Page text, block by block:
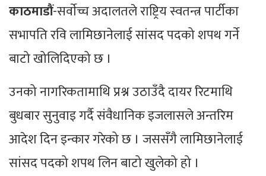
काठमाडौं-सर्वाेच्च अदालतले राष्ट्रिय स्वतन्त्र पार्टीका
सभापति रवि लामिछानेलाई सांसद पदको शपथ गर्ने
बाटो खोलिदिएको छ ।
उनको नागरिकतामाथि प्रश्न उठाउँदै दायर रिटमाथि
बुधबार सुनुवाइ गर्दै संवैधानिक इजलासले अन्तरिम
आदेश दिन इन्कार गरेको छ । जससँगै लामिछानेलाई
सांसद पदको शपथ लिन बाटो खुलेको हो ।